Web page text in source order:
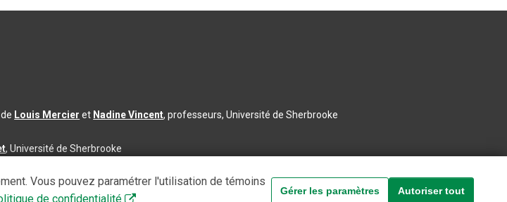
Louis Mercier et Nadine Vincent, professeurs, Université de Sherbrooke
, Université de Sherbrooke
03
Vous pouvez paramétrer l'utilisation de témoins
de confidentialité
Gérer les paramètres Autoriser tout